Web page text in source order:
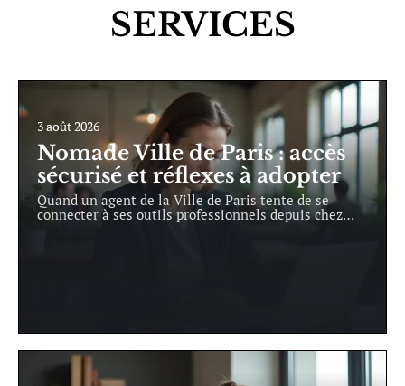
SERVICES
3 août 2026
Nomade Ville de Paris : accès
sécurisé et réflexes à adopter
Quand un agent de la Ville de Paris tente de se
connecter à ses outils professionnels depuis chez…